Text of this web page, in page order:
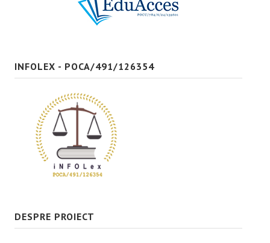
INFOLEX - POCA/491/126354
DESPRE PROIECT